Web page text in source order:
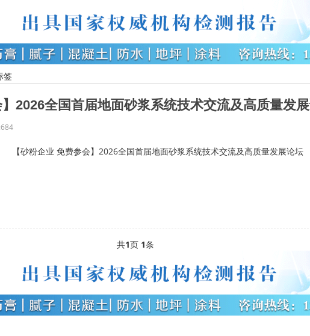
签
】2026全国首届地面砂浆系统技术交流及高质量发
【砂粉企业 免费参会】2026全国首届地面砂浆系统技术交流及高质量发展论坛
共1页 1条